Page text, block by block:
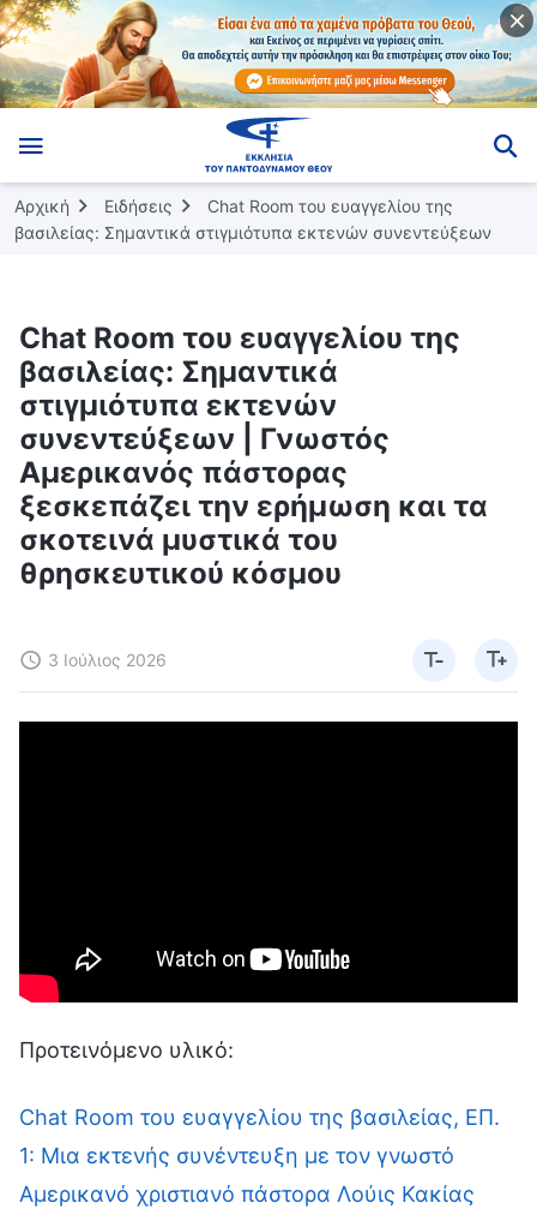
Αρχική Ειδήσεις
Chat Room του ευαγγελίου της
βασιλείας: Σημαντικά στιγμιότυπα εκτενών συνεντεύξεων
Chat Room του ευαγγελίου της
βασιλείας: Σημαντικά
στιγμιότυπα εκτενών
συνεντεύξεων | Γνωστός
Αμερικανός πάστορας
ξεσκεπάζει την ερήμωση και τα
σκοτεινά μυστικά του
θρησκευτικού κόσμου
3 Ιούλιος 2026
Προτεινόμενο υλικό:
Chat Room του ευαγγελίου της βασιλείας, ΕΠ.
1: Μια εκτενής συνέντευξη με τον γνωστό
Αμερικανό χριστιανό πάστορα Λούις Κακίας